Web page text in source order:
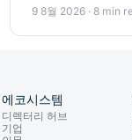
9 8월 2026 · 8 min
에코시스템
디렉터리 허브
기업